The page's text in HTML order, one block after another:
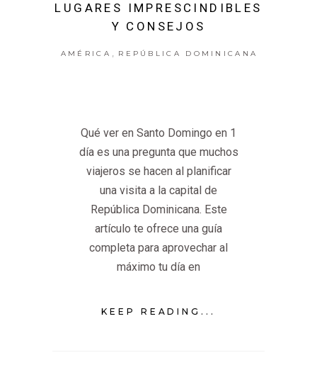
LUGARES IMPRESCINDIBLES
Y CONSEJOS
AMÉRICA REPÚBLICA DOMINICANA
Qué ver en Santo Domingo en 1
día es una pregunta que muchos
viajeros se hacen al planificar
una visita a la capital de
República Dominicana. Este
artículo te ofrece una guía
completa para aprovechar al
máximo tu día en
KEEP READING...